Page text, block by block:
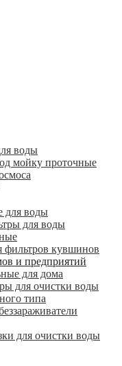
воды
мойку проточные
для воды
для воды
фильтров кувшинов
и предприятий
для дома
для очистки воды
типа
для очистки воды